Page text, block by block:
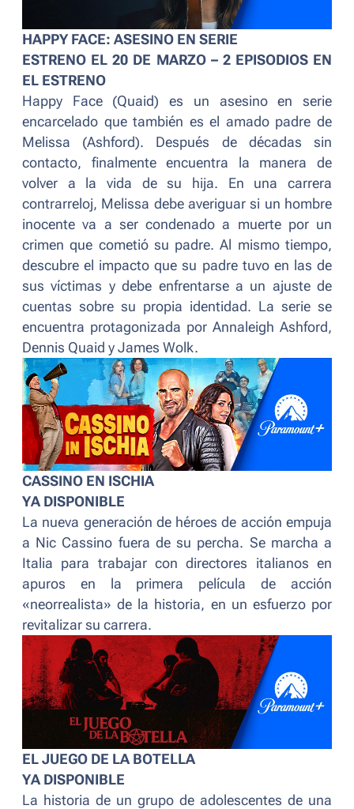
HAPPY FACE: ASESINO EN SERIE
ESTRENO EL 20 DE MARZO – 2 EPISODIOS EN
EL ESTRENO
Happy Face (Quaid) es un asesino en serie
encarcelado que también es el amado padre de
Melissa (Ashford). Después de décadas sin
contacto, finalmente encuentra la manera de
volver a la vida de su hija. En una carrera
contrarreloj, Melissa debe averiguar si un hombre
inocente va a ser condenado a muerte por un
crimen que cometió su padre. Al mismo tiempo,
descubre el impacto que su padre tuvo en las de
sus víctimas y debe enfrentarse a un ajuste de
cuentas sobre su propia identidad. La serie se
encuentra protagonizada por Annaleigh Ashford,
Dennis Quaid y James Wolk.
CASSINO EN ISCHIA
YA DISPONIBLE
La nueva generación de héroes de acción empuja
a Nic Cassino fuera de su percha. Se marcha a
Italia para trabajar con directores italianos en
apuros en la primera película de acción
«neorrealista» de la historia, en un esfuerzo por
revitalizar su carrera.
EL JUEGO DE LA BOTELLA
YA DISPONIBLE
La historia de un grupo de adolescentes de una